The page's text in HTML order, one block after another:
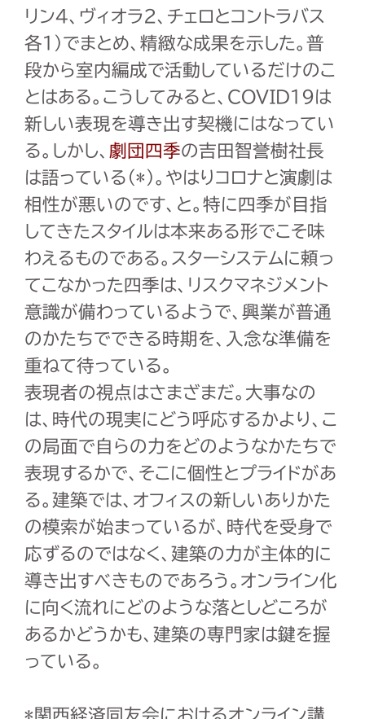
リン4、ヴィオラ2、チェロとコントラバス
各1 ）でまとめ、精緻な成果を示した。普
段から室内編成で活動しているだけのこ
とはある。こうしてみると、 COVID19は
新しい表現を導き出す契機にはなってい
る。しかし、 劇団四季の吉田智誉樹社長
は語っている（* ）。やはりコロナと演劇は
相性が悪いのです、と。特に四季が目指
してきたスタイルは本来ある形でこそ味
わえるものである。スターシステムに頼っ
てこなかった四季は、リスクマネジメント
意識が備わっているようで、興業が普通
のかたちでできる時期を、入念な準備を
重ねて待っている。
表現者の視点はさまざまだ。大事なの
は、時代の現実にどう呼応するかより、こ
の局面で自らの力をどのようなかたちで
表現するかで、そこに個性とプライドがあ
る。建築では、オフィスの新しいありかた
の模索が始まっているが、時代を受身で
応ずるのではなく、建築の力が主体的に
導き出すべきものであろう。オンライン化
に向く流れにどのような落としどころが
あるかどうかも、建築の専門家は鍵を握
っている。
* 関西経済同友会におけるオンライン講